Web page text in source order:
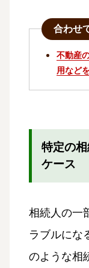
合わせ
不動産
用など
特定の
ケース
相続人の一
ラブルにな
のような相